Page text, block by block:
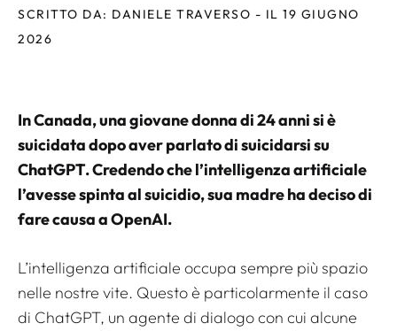
SCRITTO DA: DANIELE TRAVERSO - IL 19 GIUGNO
2026
In Canada, una giovane donna di 24 anni si è
suicidata dopo aver parlato di suicidarsi su
ChatGPT. Credendo che l’intelligenza artificiale
l’avesse spinta al suicidio, sua madre ha deciso di
fare causa a OpenAI.
L’intelligenza artificiale occupa sempre più spazio
nelle nostre vite. Questo è particolarmente il caso
di ChatGPT, un agente di dialogo con cui alcune